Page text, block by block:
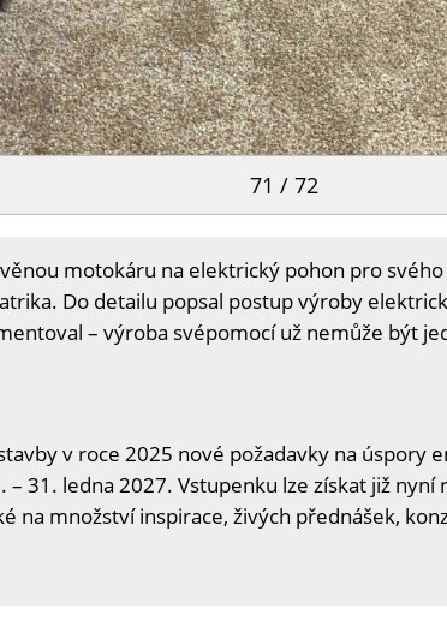
71 / 72
motokáru na elektrický pohon pro
Do detailu popsal postup výroby
– výroba svépomocí už nemůže být
v roce 2025 nové požadavky na úspory
31. ledna 2027. Vstupenku lze získat již nyní
na množství inspirace, živých přednášek,